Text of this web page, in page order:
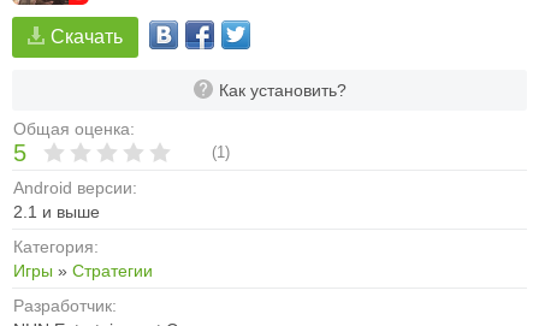
Скачать
Как установить?
Общая оценка:
5 (1)
Android версии:
2.1 и выше
Категория:
Игры » Стратегии
Разработчик: